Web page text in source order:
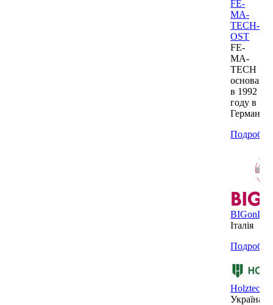
FE-
MA-
TECH-
OST
FE-
MA-
TECH
основана
в 1992
году в
Германии
Італія
Україна